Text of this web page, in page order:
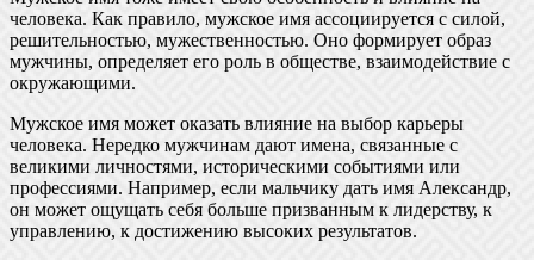
человека. Как правило, мужское имя ассоциируется с силой,
решительностью, мужественностью. Оно формирует образ
мужчины, определяет его роль в обществе, взаимодействие с
окружающими.
Мужское имя может оказать влияние на выбор карьеры
человека. Нередко мужчинам дают имена, связанные с
великими личностями, историческими событиями или
профессиями. Например, если мальчику дать имя Александр,
он может ощущать себя больше призванным к лидерству, к
управлению, к достижению высоких результатов.